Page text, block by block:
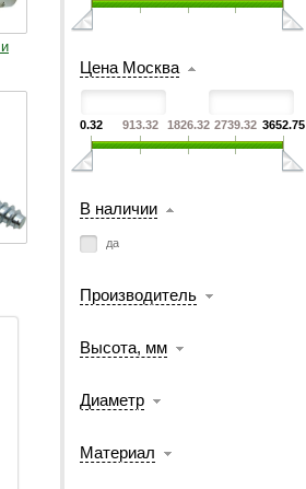
Цена Москва
0.32 913.32 1826.32 2739.32 3652.75
В наличии
да
Производитель
Высота, мм
Диаметр
Материал